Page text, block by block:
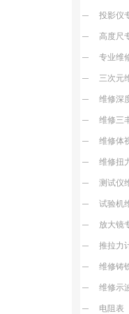
投影仪
高度尺
专业维
三次元
维修深
维修三
维修体
维修扭
测试仪
试验机
放大镜
推拉力
维修铸
维修示
电阻表